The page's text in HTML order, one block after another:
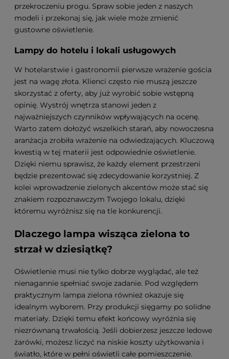
przekroczeniu progu. Spraw sobie jeden z naszych
modeli i przekonaj się, jak wiele może zmienić
gustowne oświetlenie.
Lampy do hotelu i lokali usługowych
W hotelarstwie i gastronomii pierwsze wrażenie gościa
jest na wagę złota. Klienci często nie muszą jeszcze
skorzystać z oferty, aby już wyrobić sobie wstępną
opinię. Wystrój wnętrza stanowi jeden z
najważniejszych czynników wpływających na ocenę.
Warto zatem dołożyć wszelkich starań, aby nowoczesna
aranżacja zrobiła wrażenie na odwiedzających. Kluczową
kwestią w tej materii jest odpowiednie oświetlenie.
Dzięki niemu sprawisz, że każdy element przestrzeni
będzie prezentować się zdecydowanie korzystniej. Z
kolei wprowadzenie zielonych akcentów może stać się
znakiem rozpoznawczym Twojego lokalu, dzięki
któremu wyróżnisz się na tle konkurencji.
Dlaczego lampa wisząca zielona to
strzał w dziesiątkę?
Oświetlenie musi nie tylko dobrze wyglądać, ale też
nienagannie spełniać swoje zadanie. Pod względem
praktycznym lampa zielona również okazuje się
idealnym wyborem. Przy produkcji sięgamy po solidne
materiały. Dzięki temu efekt końcowy wyróżnia się
niezrównaną trwałością. Jeśli dobierzesz jeszcze ledowe
żarówki, możesz liczyć na niskie koszty użytkowania i
światło, które w pełni oświetli całe pomieszczenie.